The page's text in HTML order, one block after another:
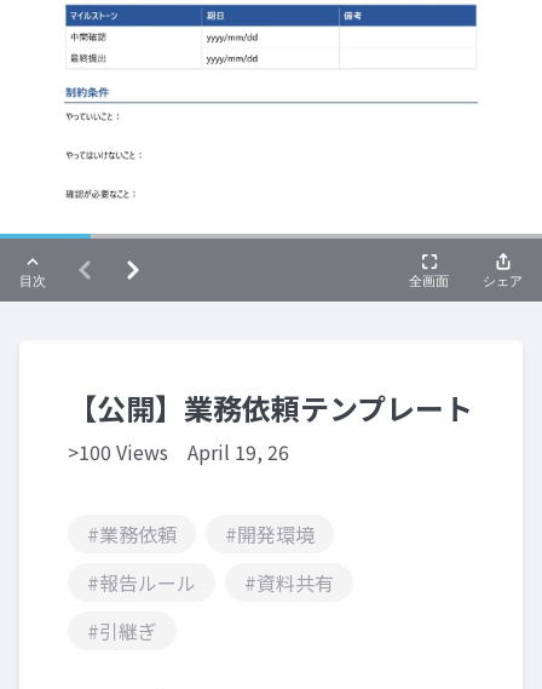
【公開】業務依頼テンプレート
>100 Views April 19, 26
#業務依頼
#開発環境
#報告ルール
#資料共有
#引継ぎ